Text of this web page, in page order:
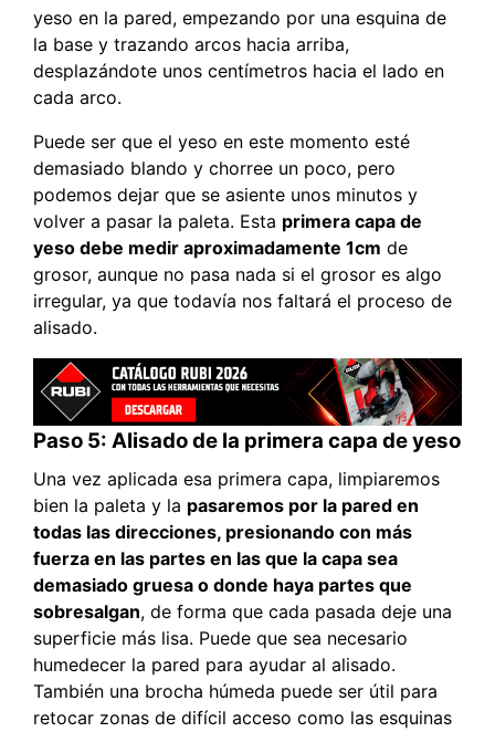
yeso en la pared, empezando por una esquina de
la base y trazando arcos hacia arriba,
desplazándote unos centímetros hacia el lado en
cada arco.
Puede ser que el yeso en este momento esté
demasiado blando y chorree un poco, pero
podemos dejar que se asiente unos minutos y
volver a pasar la paleta. Esta primera capa de
yeso debe medir aproximadamente 1cm de
grosor, aunque no pasa nada si el grosor es algo
irregular, ya que todavía nos faltará el proceso de
alisado.
Paso 5: Alisado de la primera capa de yeso
Una vez aplicada esa primera capa, limpiaremos
bien la paleta y la pasaremos por la pared en
todas las direcciones, presionando con más
fuerza en las partes en las que la capa sea
demasiado gruesa o donde haya partes que
sobresalgan, de forma que cada pasada deje una
superficie más lisa. Puede que sea necesario
humedecer la pared para ayudar al alisado.
También una brocha húmeda puede ser útil para
retocar zonas de difícil acceso como las esquinas